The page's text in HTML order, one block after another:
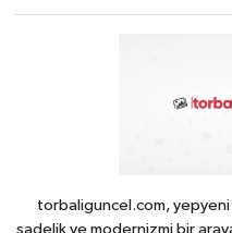
torbaliguncel.com,
sadelik ve modernizmi bir